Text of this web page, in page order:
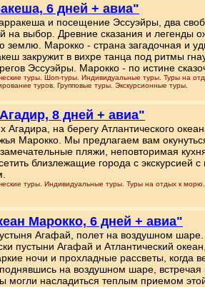
6 дней + авиа"
и посещение Эссуэйры, два
на выбор. Древние сказания и легенды
землю. Марокко - страна загадочная и
закружит в вихре танца под ритмы
Эссуэйры. Марокко - по истине
туры. Шоп-туры. Индивидуальные туры. Туры на
туров. Групповые туры. Экскурсионные туры.
8 дней + авиа"
Агадира, на берегу Атлантического
Марокко. Мы предлагаем вам
пляжи, неповторимая
близлежащие города с экскурсией
туры. Индивидуальные туры. Туры на отдых к
Марокко, 6 дней + авиа"
Агафай, полет на воздушном шаре.
пустыни Агафай и Атлантический
ночи и прохладные рассветы, когда
на воздушном шаре,
могли насладиться теплым приемом